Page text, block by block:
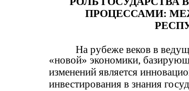
ПРОЦЕССАМИ:
На рубеже веков в
«новой» экономики,
изменений является
инвестирования в знания